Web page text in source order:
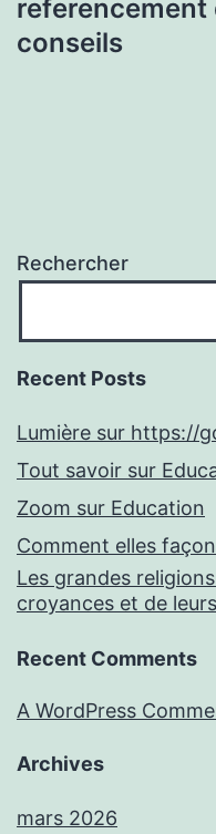
referencement
conseils
Rechercher
Recent Posts
Lumière sur https://
Tout savoir sur
Zoom sur Education
Comment elles
Les grandes
croyances et de
Recent Comments
A WordPress
Archives
mars 2026